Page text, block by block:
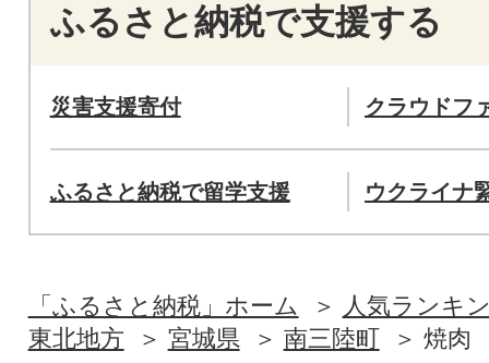
ふるさと納税で支援する
災害支援寄付 クラウドフ
ふるさと納税で留学支援 ウクライナ
「ふるさと納税」ホーム
人気ランキ
東北地方
宮城県 南三陸町 焼肉